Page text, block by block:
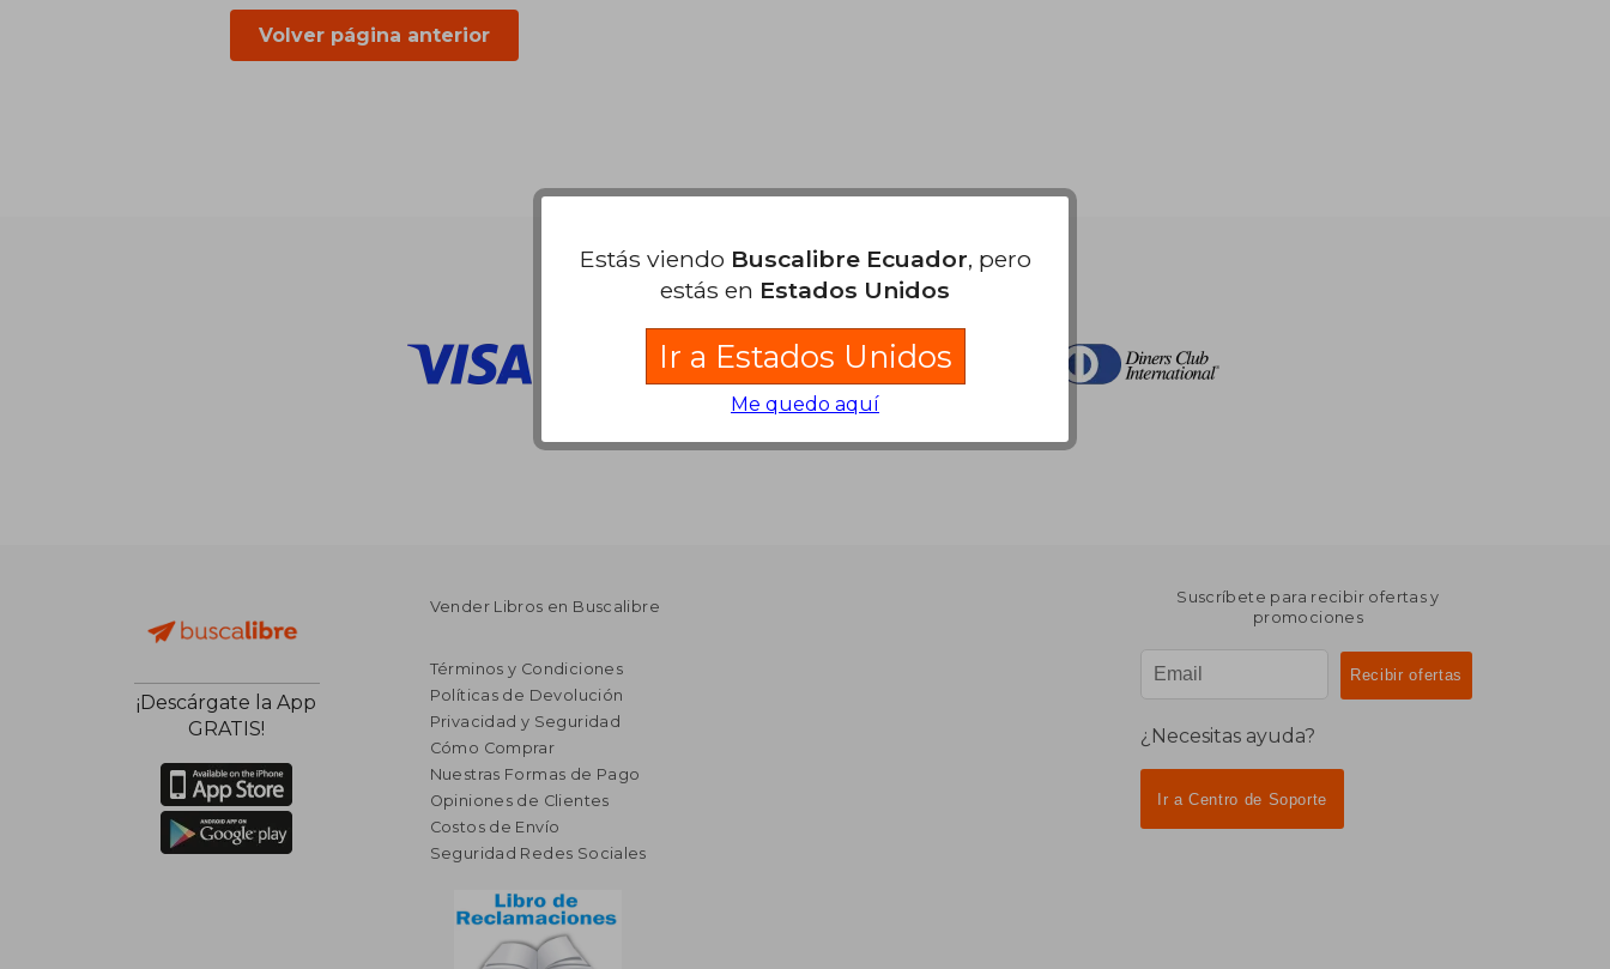
Volver página anterior
Nuestras Formas de Pago
¡Descárgate la App
GRATIS!
Vender Libros en Buscalibre
Términos y Condiciones
Políticas de Devolución
Privacidad y Seguridad
Cómo Comprar
Nuestras Formas de Pago
Opiniones de Clientes
Costos de Envío
Seguridad Redes Sociales
Suscríbete para recibir ofertas y
promociones
¿Necesitas ayuda?
Ir a Centro de Soporte
Estás viendo Buscalibre Ecuador, pero
estás en Estados Unidos
Ir a Estados Unidos
Me quedo aquí